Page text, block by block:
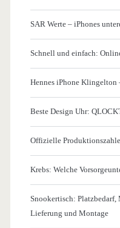
SAR Werte – iPhones
Schnell und einfach:
Hennes iPhone Klingelton
Beste Design Uhr:
Offizielle
Krebs: Welche
Snookertisch: Platzbedarf,
Lieferung und Montage